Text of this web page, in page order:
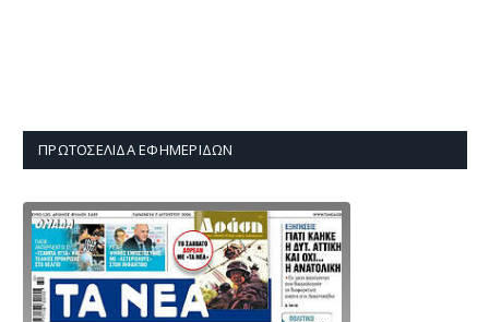
ΠΡΩΤΟΣΈΛΙΔΑ ΕΦΗΜΕΡΊΔΩΝ